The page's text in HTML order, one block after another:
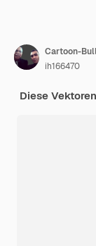
ih166470
Diese